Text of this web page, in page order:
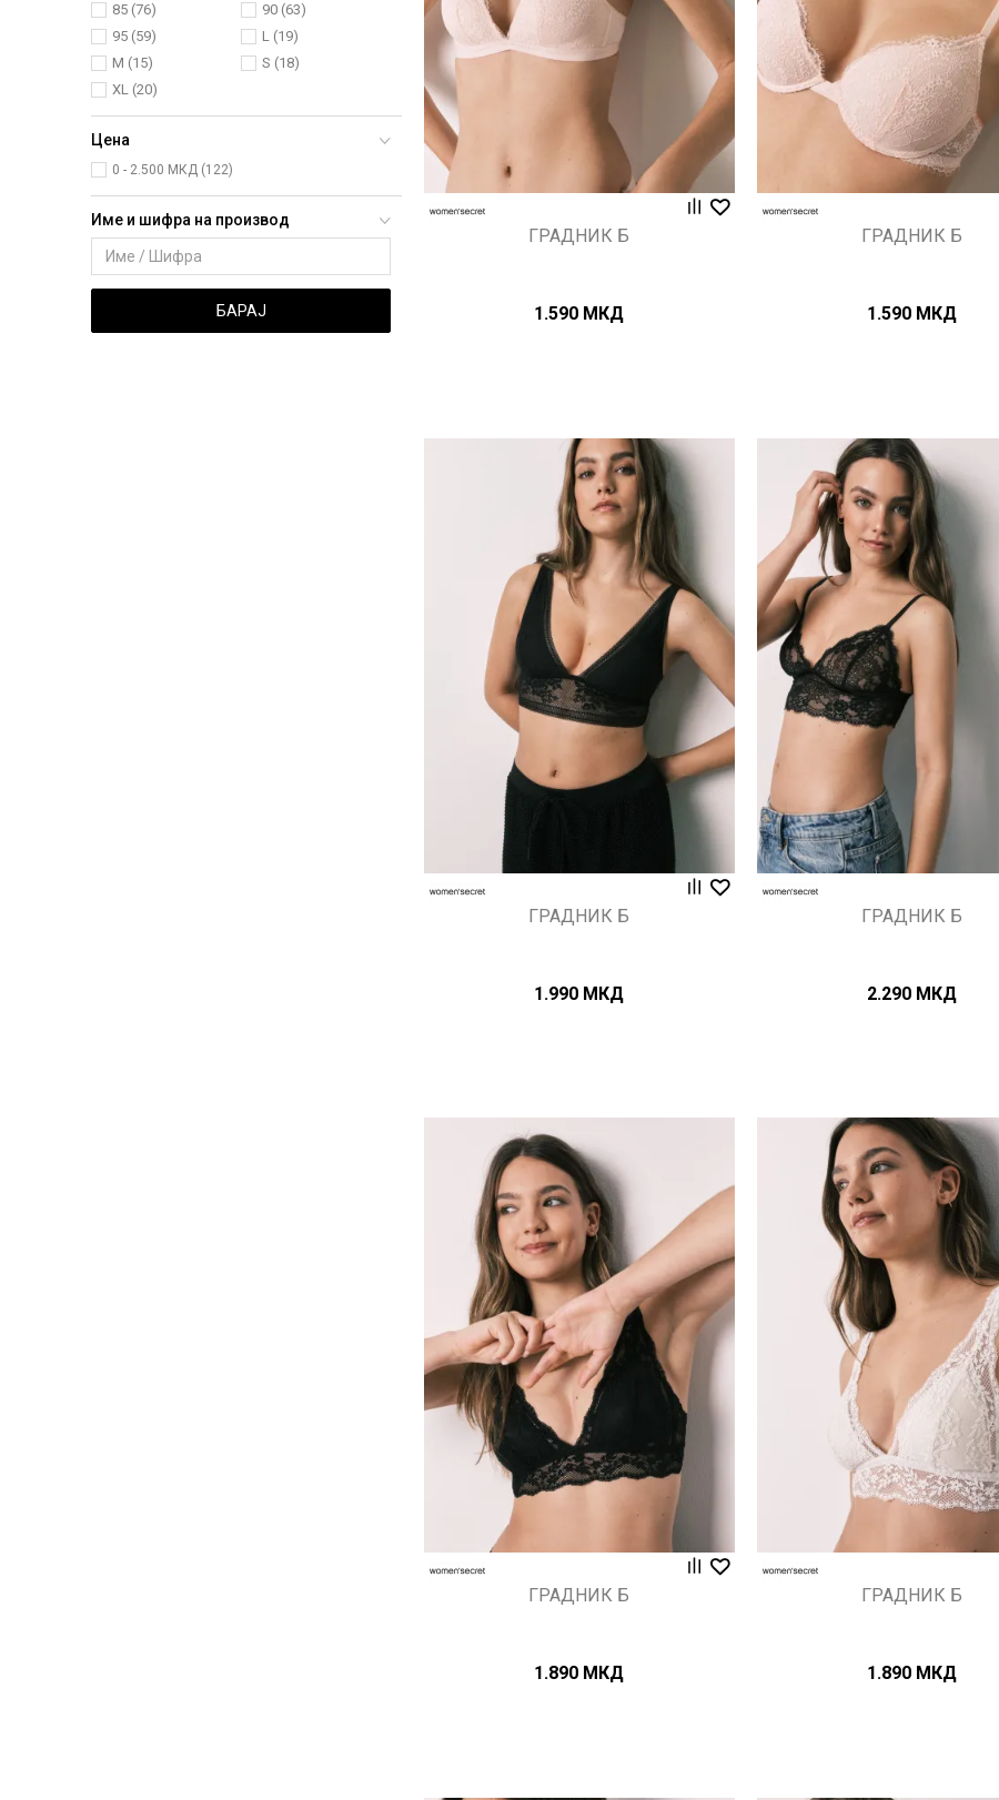
85 (76) 90 (63)
95 (59) L (19)
M (15) S (18)
XL (20)
Цена
0 - 2.500 МКД (122)
Име и шифра на производ
БАРАЈ
ГРАДНИК Б
1.590 МКД
ГРАДНИК Б
1.590 МКД
Uporedi
ГРАДНИК Б
1.990 МКД
Uporedi
ГРАДНИК Б
2.290 МКД
Uporedi
ГРАДНИК Б
1.890 МКД
Uporedi
ГРАДНИК Б
1.890 МКД